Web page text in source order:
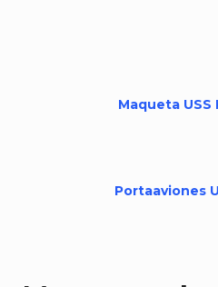
Maqueta USS
Portaaviones